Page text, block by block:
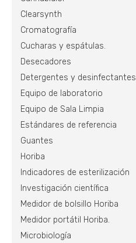
Clearsynth
Cromatografía
Cucharas y espátulas.
Desecadores
Detergentes y desinfectantes
Equipo de laboratorio
Equipo de Sala Limpia
Estándares de referencia
Guantes
Horiba
Indicadores de esterilización
Investigación científica
Medidor de bolsillo Horiba
Medidor portátil Horiba.
Microbiología